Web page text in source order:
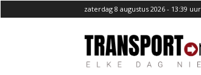
zaterdag 8 augustus 2026 - 13:39 uur